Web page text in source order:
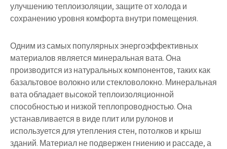
улучшению теплоизоляции, защите от холода и
сохранению уровня комфорта внутри помещения.
Одним из самых популярных энергоэффективных
материалов является минеральная вата. Она
производится из натуральных компонентов, таких как
базальтовое волокно или стекловолокно. Минеральная
вата обладает высокой теплоизоляционной
способностью и низкой теплопроводностью. Она
устанавливается в виде плит или рулонов и
используется для утепления стен, потолков и крыш
зданий. Материал не подвержен гниению и рассаде, а